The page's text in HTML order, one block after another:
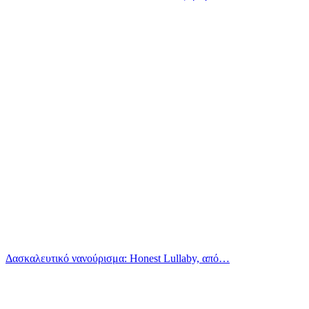
Δασκαλευτικό νανούρισμα: Honest Lullaby, από…